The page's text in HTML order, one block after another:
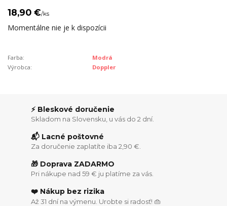
18,90 €/ks
Momentálne nie je k dispozícii
Farba:
Modrá
Výrobca:
Doppler
⚡ Bleskové doručenie
Skladom na Slovensku, u vás do 2 dní.
📬 Lacné poštovné
Za doručenie zaplatíte iba 2,90 €.
🎁 Doprava ZADARMO
Pri nákupe nad 59 € ju platíme za vás.
❤️ Nákup bez rizika
Až 31 dní na výmenu. Urobte si radosť! 👜